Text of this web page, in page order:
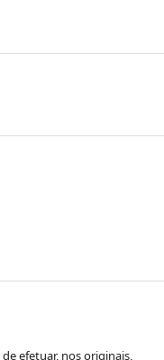
de efetuar, nos originais,